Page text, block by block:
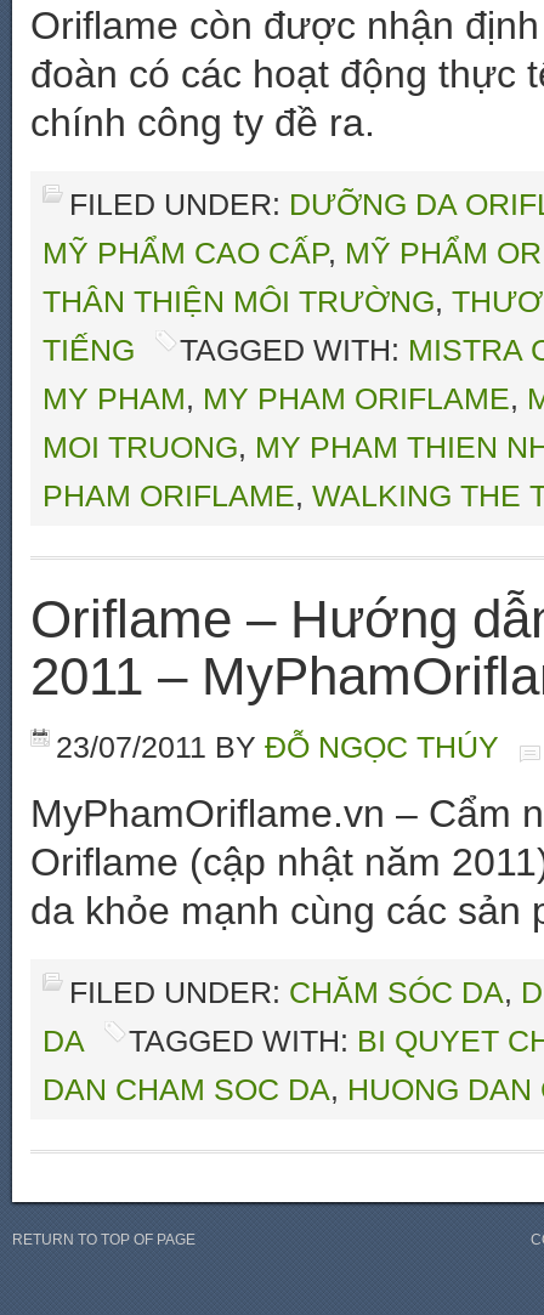
Oriflame còn được nhận
đoàn có các hoạt động thực
chính công ty đề ra.
FILED UNDER: DƯỠNG DA
MỸ PHẨM CAO CẤP, MỸ PHẨM
THÂN THIỆN MÔI TRƯỜNG,
TIẾNG
TAGGED WITH: MISTRA
MY PHAM, MY PHAM ORIFLAME,
MOI TRUONG, MY PHAM THIEN
PHAM ORIFLAME, WALKING THE
Oriflame – Hướng
2011 –
23/07/2011 BY ĐỖ NGỌC THÚY
MyPhamOriflame.vn – Cẩm
Oriflame (cập nhật năm
da khỏe mạnh cùng các sản
FILED UNDER: CHĂM SÓC DA,
DA
TAGGED WITH: BI QUYET
DAN CHAM SOC DA, HUONG
RETURN TO TOP OF PAGE